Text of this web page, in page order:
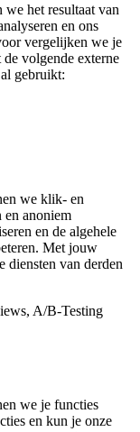
we het resultaat van
en ons
vergelijken we je
volgende externe
gebruikt:
we klik- en
en anoniem
en de algehele
Met jouw
diensten van derden
A/B-Testing
we je functies
en kun je onze